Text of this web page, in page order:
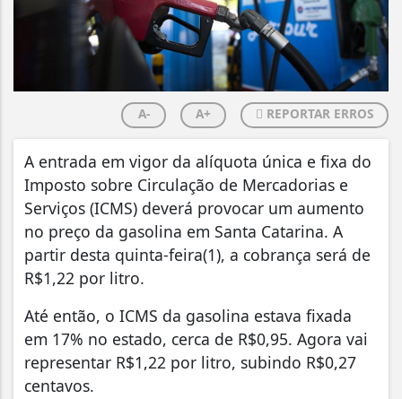
A- A+ REPORTAR ERROS
A entrada em vigor da alíquota única e fixa do
Imposto sobre Circulação de Mercadorias e
Serviços (ICMS) deverá provocar um aumento
no preço da gasolina em Santa Catarina. A
partir desta quinta-feira(1), a cobrança será de
R$1,22 por litro.
Até então, o ICMS da gasolina estava fixada
em 17% no estado, cerca de R$0,95. Agora vai
representar R$1,22 por litro, subindo R$0,27
centavos.